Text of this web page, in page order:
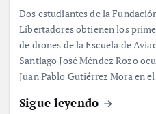
Dos estudiantes de la
Libertadores obtienen los
de drones de la Escuela de
Santiago José Méndez Rozo
Juan Pablo Gutiérrez Mora en
Sigue leyendo